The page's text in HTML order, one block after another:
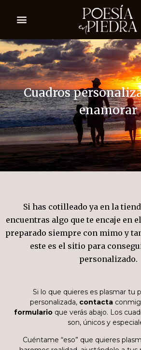
Cuadros
enamorar
Si has cotilleado ya en la
encuentras algo que te encaje en
preparado siempre con mimo y
este es el sitio para
personalizado.
Si lo que quieres es plasmar tu
personalizada, contacta
formulario que verás abajo. Los
son, únicos y
Cuéntame “eso” que quieres